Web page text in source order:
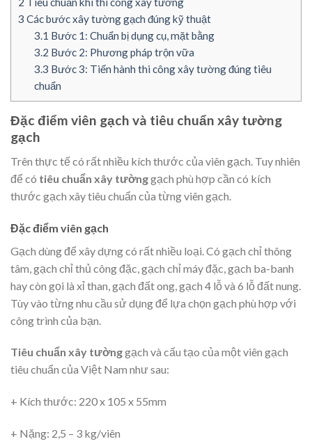
3 Các bước xây tường gạch đúng kỹ thuật
3.1 Bước 1: Chuẩn bị dụng cụ, mặt bằng
3.2 Bước 2: Phương pháp trộn vữa
3.3 Bước 3: Tiến hành thi công xây tường đúng tiêu
chuẩn
Đặc điểm viên gạch và tiêu chuẩn xây tường
gạch
Trên thực tế có rất nhiều kích thước của viên gạch. Tuy nhiên
để có tiêu chuẩn xây tườnggạch phù hợp cần có kích
thước gạch xây tiêu chuẩn của từng viên gạch.
Đặc điểm viên gạch
Gạch dùng để xây dựng có rất nhiều loại. Có gạch chỉ thông
tâm, gạch chỉ thủ công đặc, gạch chỉ máy đặc, gạch ba-banh
hay còn gọi là xỉ than, gạch đất ong, gạch 4 lỗ và 6 lỗ đất nung.
Tùy vào từng nhu cầu sử dụng để lựa chọn gạch phù hợp với
công trình của bạn.
Tiêu chuẩn xây tườnggạch và cấu tạo của một viên gạch
tiêu chuẩn của Việt Nam như sau:
+ Kích thước: 220 x 105 x 55mm
+ Nặng: 2,5 – 3 kg/viên